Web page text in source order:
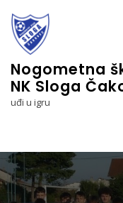
content
Nogometna
NK Sloga
uđi u igru